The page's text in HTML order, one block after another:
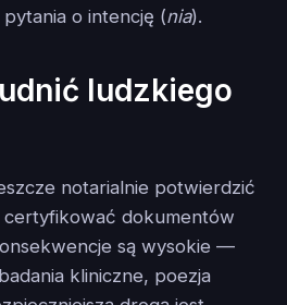
pytania o intencję (nia).
ludzkiego
notarialnie potwierdzić
dokumentów
są wysokie —
kliniczne, poezja